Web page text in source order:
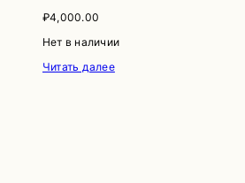
₽4,000.00
Нет в наличии
Читать далее